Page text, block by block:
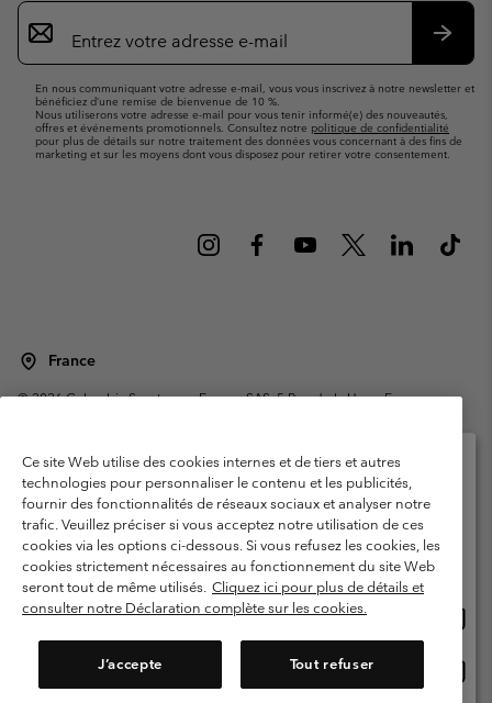
Inscription
par
e-
En nous communiquant votre adresse e-mail, vous vous inscrivez à notre newsletter et
bénéficiez d’une remise de bienvenue de 10 %.
Nous utiliserons votre adresse e-mail pour vous tenir informé(e) des nouveautés,
offres et événements promotionnels. Consultez notre politique de confidentialité
pour plus de détails sur notre traitement des données vous concernant à des fins de
marketing et sur les moyens dont vous disposez pour retirer votre consentement.
France
©2026Columbia Sportswear Europe SAS. 5 Rue de la Haye, Espace
Garanties Légales
Politique de confidentialité
Conditions d'utilisation - Membres
Conditions D'utilisation - Contenu généré par l'utilisateur
Impressum
Cookies
Public CBCR
Ce site Web utilise des cookies internes et de tiers et autres
technologies pour personnaliser le contenu et les publicités,
fournir des fonctionnalités de réseaux sociaux et analyser notre
trafic. Veuillez préciser si vous acceptez notre utilisation de ces
cookies via les options ci-dessous. Si vous refusez les cookies, les
cookies strictement nécessaires au fonctionnement du site Web
seront tout de même utilisés. Cliquez ici pour plus de détails et
consulter notre Déclaration complète sur les cookies.
J’accepte Tout refuser
Veuillez sélectionner votre pays d’expédition et
votre langue
Achats en ligne disponibles
United States
ligne
France